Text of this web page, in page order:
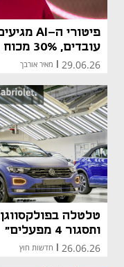
עובדים, 30% מכוח האדם
29.06.26 מאיר אורבך
ותסגור 4 מפעלים"
26.06.26
| חדשות חוץ